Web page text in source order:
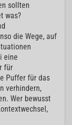
sollten
was?
die Wege, auf
eine
für
Puffer für das
verhindern,
Wer bewusst